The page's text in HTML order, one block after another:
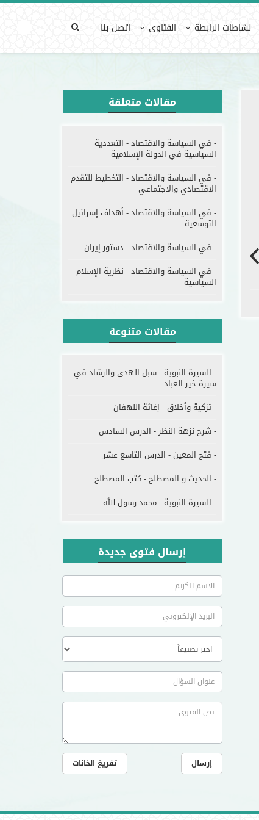
نشاطات الرابطة الفتاوى اتصل بنا
مقالات متعلقة
- في السياسة والاقتصاد - التعددية
السياسية في الدولة الإسلامية
- في السياسة والاقتصاد - التخطيط للتقدم
الاقتصادي والاجتماعي
- في السياسة والاقتصاد - أهداف إسرائيل
التوسعية
- في السياسة والاقتصاد - دستور إيران
- في السياسة والاقتصاد - نظرية الإسلام
السياسية
مقالات متنوعة
- السيرة النبوية - سبل الهدى والرشاد في
سيرة خير العباد
- تزكية وأخلاق - إغاثة اللهفان
- شرح نزهة النظر - الدرس السادس
- فتح المعين - الدرس التاسع عشر
- الحديث و المصطلح - كتب المصطلح
- السيرة النبوية - محمد رسول الله
إرسال فتوى جديدة
إرسال تفريغ الخانات